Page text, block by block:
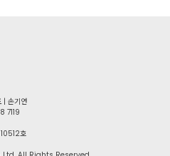
| 손기연
7119
호